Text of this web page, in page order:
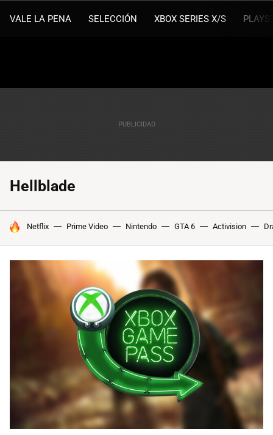
VALE LA PENA SELECCIÓN XBOX SERIES X/S
Hellblade
HOY SE HABLA DE
Netflix Prime Video Nintendo GTA 6 Activision